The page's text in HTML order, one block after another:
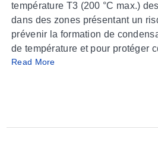
température T3 (200 °C max.)
dans des zones présentant un
prévenir la formation de
de température et pour protéger
boîtiers de transmetteurs, les
Read More